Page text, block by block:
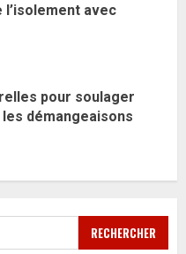
avec
pour soulager
démangeaisons